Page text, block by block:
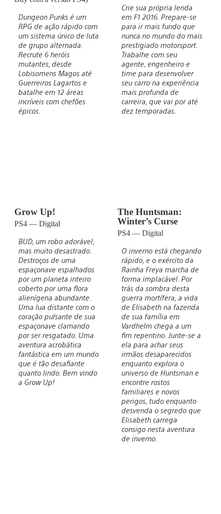
Dungeon Punks é um
RPG de ação rápido com
um sistema único de luta
de grupo alternada.
Recrute 6 heróis
mutantes, desde
Lobisomens Magos até
Guerreiros Lagartos e
batalhe em 12 áreas
incríveis com chefões
épicos.
Crie sua própria lenda
em F1 2016. Prepare-se
para ir mais fundo que
nunca no mundo do mais
prestigiado motorsport.
Trabalhe com seu
agente, engenheiro e
time para desenvolver
seu carro na experiência
mais profunda de
carreira, que vai por até
dez temporadas.
Grow Up!
PS4 — Digital
BUD, um robo adorável,
mas muito desastrado.
Destroços de uma
espaçonave espalhados
por um planeta inteiro
coberto por uma flora
alienígena abundante.
Uma lua distante com o
coração pulsante de sua
espaçonave clamando
por ser resgatado. Uma
aventura acrobática
fantástica em um mundo
que é tão desafiante
quanto lindo. Bem vindo
a Grow Up!
The Huntsman:
Winter’s Curse
PS4 — Digital
O inverno está chegando
rápido, e o exército da
Rainha Freya marcha de
forma implacável. Por
trás da sombra desta
guerra mortífera, a vida
de Elisabeth na fazenda
de sua família em
Vardhelm chega a um
fim repentino. Junte-se a
ela para achar seus
irmãos desaparecidos
enquanto explora o
universo de Huntsman e
encontre rostos
familiares e novos
perigos, tudo enquanto
desvenda o segredo que
Elisabeth carrega
consigo nesta aventura
de inverno.